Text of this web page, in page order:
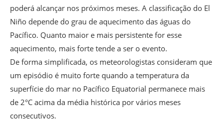
poderá alcançar nos próximos meses. A classificação do El
Niño depende do grau de aquecimento das águas do
Pacífico. Quanto maior e mais persistente for esse
aquecimento, mais forte tende a ser o evento.
De forma simplificada, os meteorologistas consideram que
um episódio é muito forte quando a temperatura da
superfície do mar no Pacífico Equatorial permanece mais
de 2°C acima da média histórica por vários meses
consecutivos.